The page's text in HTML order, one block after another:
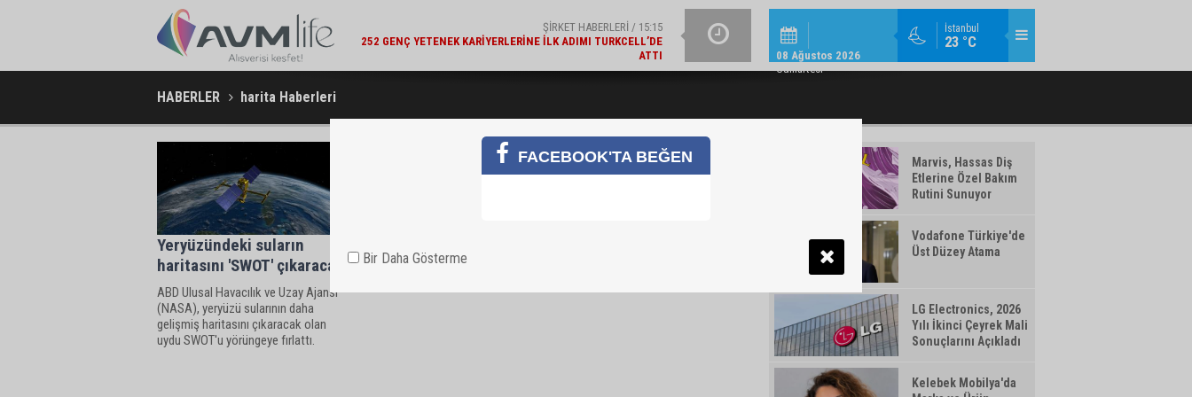
İstanbul
23 °C
08 Ağustos 2026
Cumartesi
ŞIRKET HABERLERI / 15:15
252 GENÇ YETENEK KARIYERLERINE İLK ADIMI TURKCELL’DE
ATTI
EKONOMI / 14:22
ALBARAKA TÜRK'TEN EKONOMIYE 363 MILYAR TL FINANSMAN
EBEBEK 2026 YILI İKINCI ÇEYREK
HABERLER harita Haberleri
Yeryüzündeki suların
haritasını 'SWOT' çıkaracak
ABD Ulusal Havacılık ve Uzay Ajansı
(NASA), yeryüzü sularının daha
gelişmiş haritasını çıkaracak olan
uydu SWOT'u yörüngeye fırlattı.
Marvis, Hassas Diş
Etlerine Özel Bakım
Rutini Sunuyor
Vodafone Türkiye'de
Üst Düzey Atama
LG Electronics, 2026
Yılı İkinci Çeyrek Mali
Sonuçlarını Açıkladı
Kelebek Mobilya'da
FACEBOOK'TA BEĞEN
Bir Daha Gösterme